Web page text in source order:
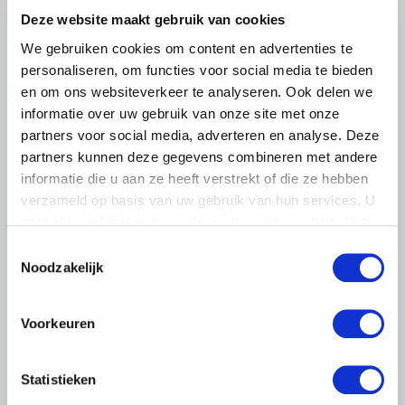
Deze website maakt gebruik van cookies
We gebruiken cookies om content en advertenties te
personaliseren, om functies voor social media te bieden
en om ons websiteverkeer te analyseren. Ook delen we
informatie over uw gebruik van onze site met onze
partners voor social media, adverteren en analyse. Deze
partners kunnen deze gegevens combineren met andere
informatie die u aan ze heeft verstrekt of die ze hebben
verzameld op basis van uw gebruik van hun services. U
Noodzakelijk
Voorkeuren
Statistieken
6 AUGUSTUS 2026